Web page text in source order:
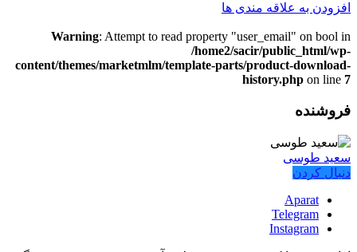
افزودن به علاقه مندی ها
Warning: Attempt to read property "user_email" on bool in
/home2/sacir/public_html/wp-
content/themes/marketmlm/template-parts/product-download-
history.php on line 7
فروشنده
سعید طوسی
دنبال کردن
Aparat
Telegram
Instagram